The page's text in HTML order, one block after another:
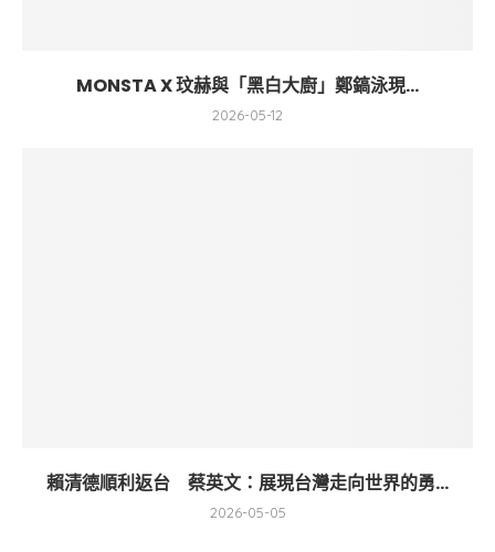
MONSTA X 玟赫與「黑白大廚」鄭鎬泳現...
2026-05-12
賴清德順利返台 蔡英文：展現台灣走向世界的勇...
2026-05-05